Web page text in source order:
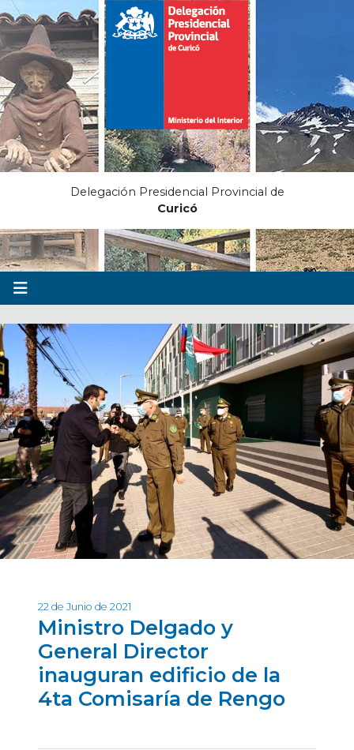
Delegación Presidencial Provincial de
Curicó
22 de Junio de 2021
Ministro Delgado y
General Director
inauguran edificio de la
4ta Comisaría de Rengo